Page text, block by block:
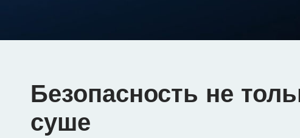
Безопасность не
суше